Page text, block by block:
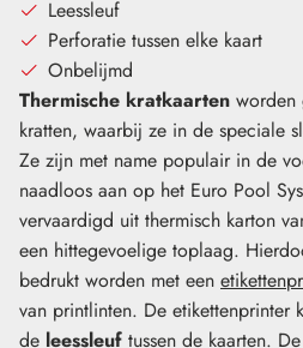
á
850
per
rol
aantalAanvraag versturen
Leessleuf
Perforatie tussen elke kaart
Onbelijmd
Thermische kratkaarten worden
kratten, waarbij ze in de speciale
Ze zijn met name populair in de
naadloos aan op het Euro Pool
vervaardigd uit thermisch karton
een hittegevoelige toplaag.
bedrukt worden met een
van printlinten. De etikettenprinter
de leessleuf tussen de kaarten.